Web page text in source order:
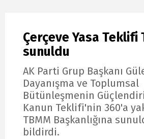
Çerçeve Yasa Teklifi
sunuldu
AK Parti Grup Başkanı
Dayanışma ve Toplumsal
Bütünleşmenin
Kanun Teklifi'nin 360'a
TBMM Başkanlığına
bildirdi.